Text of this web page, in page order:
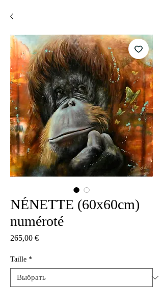
NÉNETTE (60x60cm)
numéroté
265,00 €Цена
Taille *